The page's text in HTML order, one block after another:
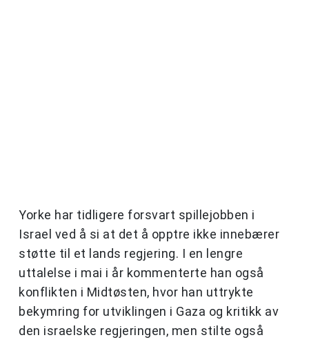
Yorke har tidligere forsvart spillejobben i
Israel ved å si at det å opptre ikke innebærer
støtte til et lands regjering. I en lengre
uttalelse i mai i år kommenterte han også
konflikten i Midtøsten, hvor han uttrykte
bekymring for utviklingen i Gaza og kritikk av
den israelske regjeringen, men stilte også